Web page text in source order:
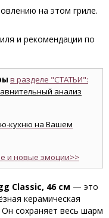
на этом гриле.
и рекомендации по
в разделе "СТАТЬИ":
анализ
кухню на Вашем
и новые эмоции>>
Classic, 46 см — это
керамическая
Он сохраняет весь шарм